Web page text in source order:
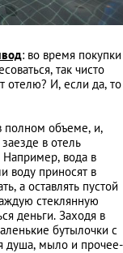
: во время покупки
так чисто
отелю? И, если да, то
полном объеме, и,
в отель
Например, вода в
воду приносят в
а оставлять пустой
стеклянную
деньги. Заходя в
бутылочки с
душа, мыло и прочее-